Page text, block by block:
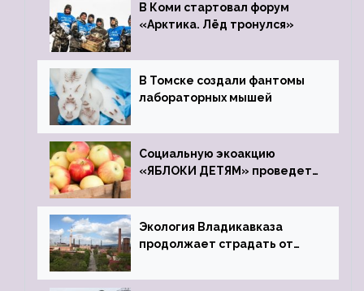
В Коми стартовал форум
«Арктика. Лёд тронулся»
В Томске создали фантомы
лабораторных мышей
Социальную экоакцию
«ЯБЛОКИ ДЕТЯМ» проведет
Экология Владикавказа
продолжает страдать от